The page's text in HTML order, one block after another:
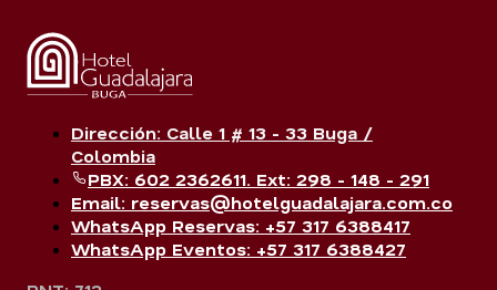
Dirección: Calle 1 # 13 - 33 Buga /
Colombia
PBX: 602 2362611. Ext: 298 - 148 - 291
Email: reservas@hotelguadalajara.com.co
WhatsApp Reservas: +57 317 6388417
WhatsApp Eventos: +57 317 6388427